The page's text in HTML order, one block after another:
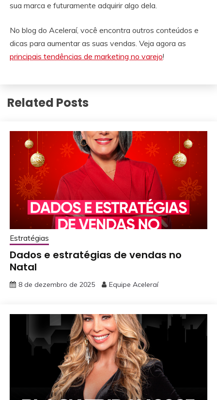
sua marca e futuramente adquirir algo dela.
No blog do Aceleraí, você encontra outros conteúdos e
dicas para aumentar as suas vendas. Veja agora as
principais tendências de marketing no varejo!
Related Posts
Estratégias
Dados e estratégias de vendas no
Natal
8 de dezembro de 2025 Equipe Aceleraí